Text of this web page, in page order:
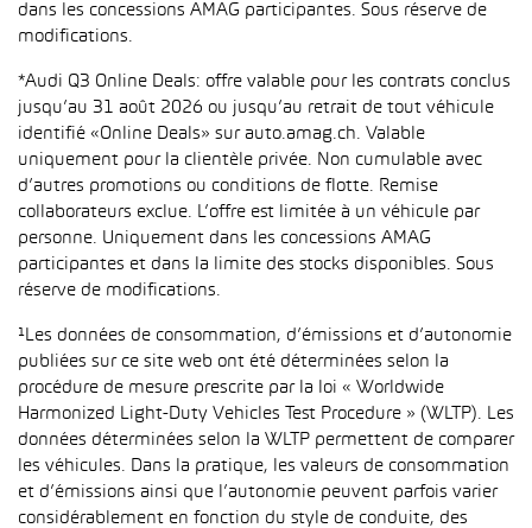
dans les concessions AMAG participantes. Sous réserve de
modifications.
*Audi Q3 Online Deals: offre valable pour les contrats conclus
jusqu’au 31 août 2026 ou jusqu’au retrait de tout véhicule
identifié «Online Deals» sur auto.amag.ch. Valable
uniquement pour la clientèle privée. Non cumulable avec
d’autres promotions ou conditions de flotte. Remise
collaborateurs exclue. L’offre est limitée à un véhicule par
personne. Uniquement dans les concessions AMAG
participantes et dans la limite des stocks disponibles. Sous
réserve de modifications.
¹Les données de consommation, d’émissions et d’autonomie
publiées sur ce site web ont été déterminées selon la
procédure de mesure prescrite par la loi « Worldwide
Harmonized Light-Duty Vehicles Test Procedure » (WLTP). Les
données déterminées selon la WLTP permettent de comparer
les véhicules. Dans la pratique, les valeurs de consommation
et d’émissions ainsi que l’autonomie peuvent parfois varier
considérablement en fonction du style de conduite, des